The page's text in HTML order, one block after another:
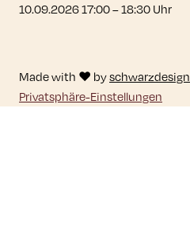
10.09.2026 17:00–18:30Uhr
Made with ♥ byschwarzdesign
Privatsphäre-Einstellungen